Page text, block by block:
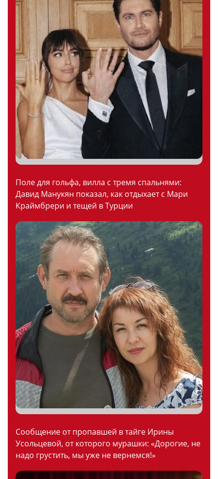
Поле для гольфа, вилла с тремя спальнями:
Давид Манукян показал, как отдыхает с Мари
Краймбрери и тещей в Турции
Сообщение от пропавшей в тайге Ирины
Усольцевой, от которого мурашки: «Дорогие, не
надо грустить, мы уже не вернемся!»